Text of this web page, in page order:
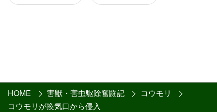
HOME 害獣・害虫駆除奮闘記
コウモリ
コウモリが換気口から侵入